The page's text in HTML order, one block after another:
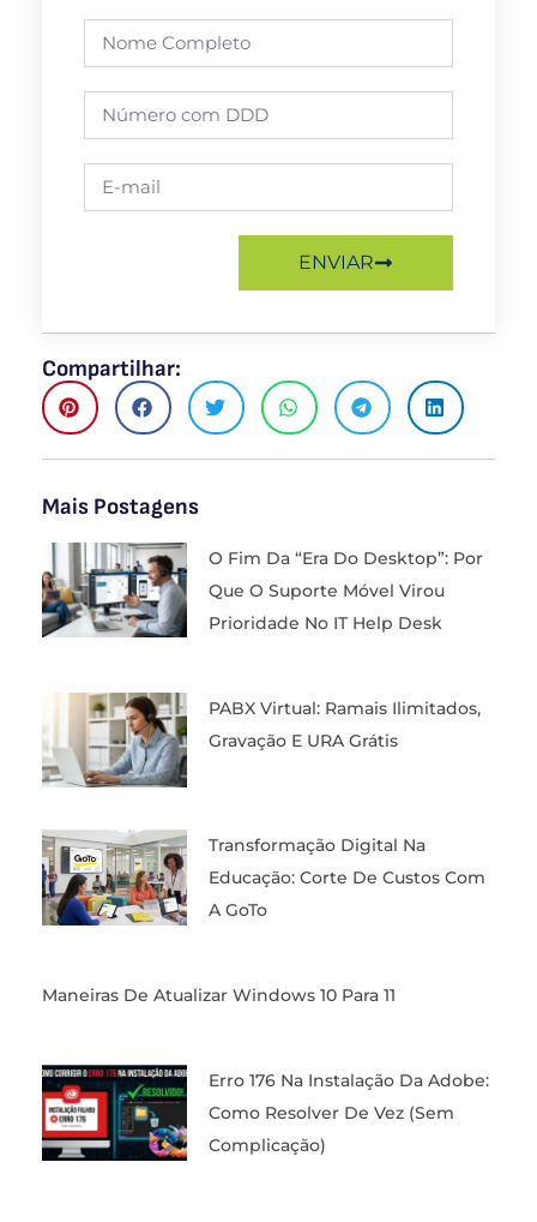
ENVIAR
Compartilhar:
Mais Postagens
O Fim Da “Era Do Desktop”: Por
Que O Suporte Móvel Virou
Prioridade No IT Help Desk
PABX Virtual: Ramais Ilimitados,
Gravação E URA Grátis
Transformação Digital Na
Educação: Corte De Custos Com
A GoTo
Maneiras De Atualizar Windows 10 Para 11
Erro 176 Na Instalação Da Adobe:
Como Resolver De Vez (Sem
Complicação)